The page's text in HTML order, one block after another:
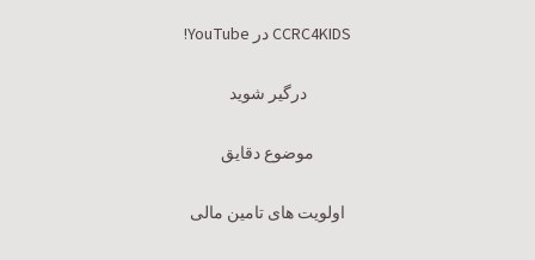
CCRC4KIDS در YouTube!
درگیر شوید
موضوع دقایق
اولویت های تامین مالی